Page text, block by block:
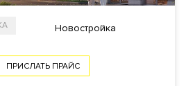
Новостройка
ПРИСЛАТЬ ПРАЙС